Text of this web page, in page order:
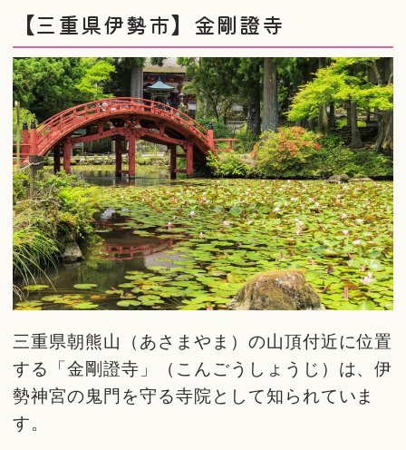
【三重県伊勢市】金剛證寺
三重県朝熊山（あさまやま）の山頂付近に位置
する「金剛證寺」（こんごうしょうじ）は、伊
勢神宮の鬼門を守る寺院として知られていま
す。